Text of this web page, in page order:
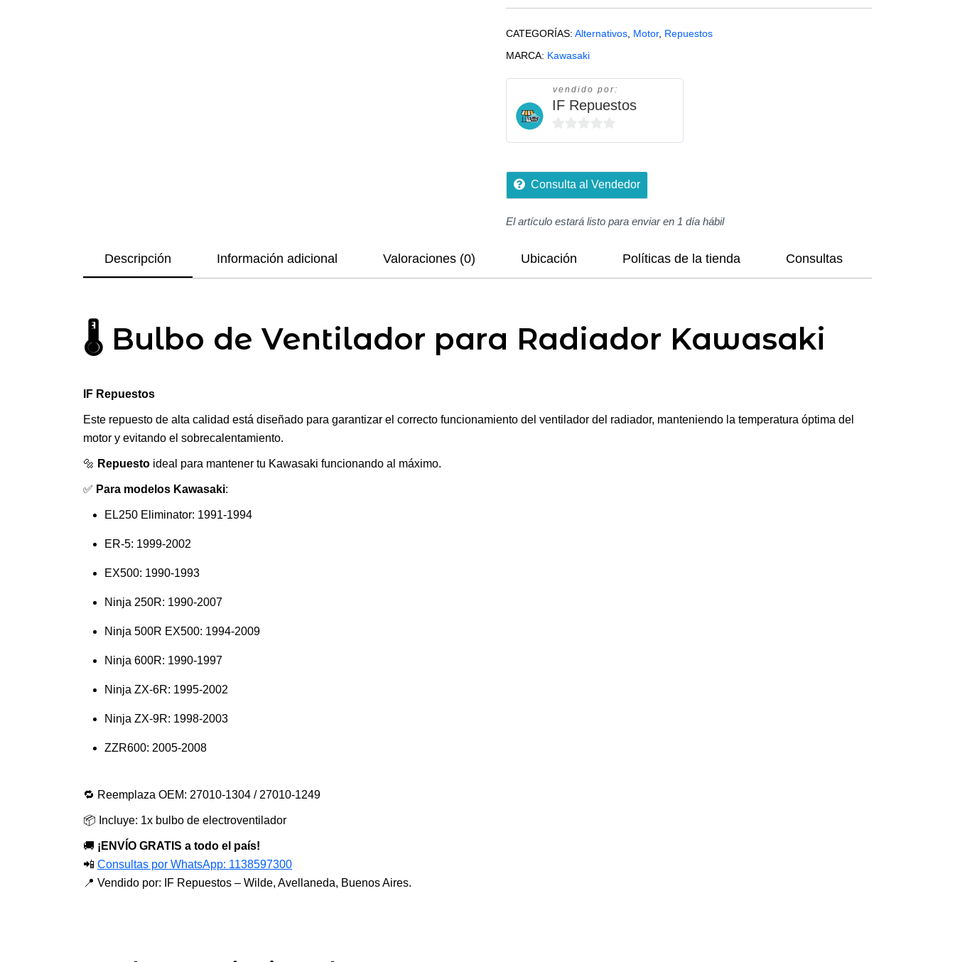
Kawasaki
1990-
2002
CATEGORÍAS: Alternativos Motor, Repuestos
MARCA: Kawasaki
vendido por:
IF Repuestos
0
5
Consulta al Vendedor
El artículo estará listo para enviar en 1 día hábil
Descripción Información adicional Valoraciones (0) Ubicación Políticas de la tienda Consultas
🌡️ Bulbo de Ventilador para Radiador Kawasaki
IF Repuestos
Este repuesto de alta calidad está diseñado para garantizar el correcto funcionamiento del ventilador del radiador, manteniendo la temperatura óptima del
motor y evitando el sobrecalentamiento.
🔩 Repuesto ideal para mantener tu Kawasaki funcionando al máximo.
✅ Para modelos Kawasaki:
EL250 Eliminator: 1991-1994
ER-5: 1999-2002
EX500: 1990-1993
Ninja 250R: 1990-2007
Ninja 500R EX500: 1994-2009
Ninja 600R: 1990-1997
Ninja ZX-6R: 1995-2002
Ninja ZX-9R: 1998-2003
ZZR600: 2005-2008
🔁 Reemplaza OEM: 27010-1304 / 27010-1249
📦 Incluye: 1x bulbo de electroventilador
🚚 ¡ENVÍO GRATIS a todo el país!
📲 Consultas por WhatsApp: 1138597300
📍 Vendido por: IF Repuestos – Wilde, Avellaneda, Buenos Aires.